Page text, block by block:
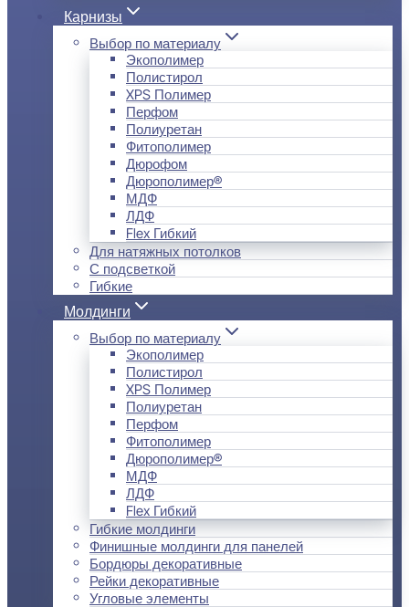
Карнизы
Выбор по материалу
Экополимер
Полистирол
XPS Полимер
Перфом
Полиуретан
Фитополимер
Дюрофом
Дюрополимер®
МДФ
ЛДФ
Flex Гибкий
Для натяжных потолков
С подсветкой
Гибкие
Молдинги
Выбор по материалу
Экополимер
Полистирол
XPS Полимер
Полиуретан
Перфом
Фитополимер
Дюрополимер®
МДФ
ЛДФ
Flex Гибкий
Гибкие молдинги
Финишные молдинги для панелей
Бордюры декоративные
Рейки декоративные
Угловые элементы